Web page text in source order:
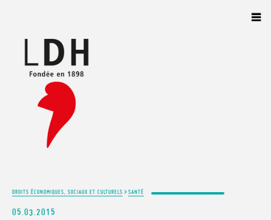
DROITS ÉCONOMIQUES, SOCIAUX ET CULTURELS >SANTÉ
05.03.2015